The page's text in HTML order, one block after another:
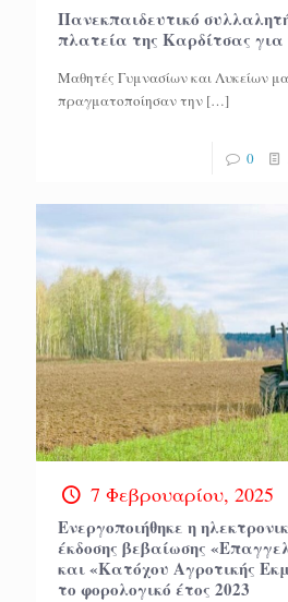
Πανεκπαιδευτικό
πλατεία της Καρδίτσας
Μαθητές Γυμνασίων και Λυκείων
πραγματοποίησαν την […]
0
7 Φεβρουαρίου, 2025
Ενεργοποιήθηκε η
έκδοσης βεβαίωσης
και «Κατόχου Αγροτικής
το φορολογικό έτος 2023